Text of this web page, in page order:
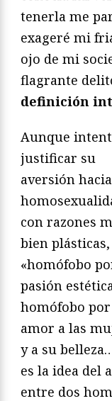
tenerla me
exageré mi
ojo de mi
flagrante
definición
Aunque
justificar su
aversión
con razones
bien plásticas,
«homófobo
pasión
homófobo por
amor a las
y a su
es la idea del
entre dos